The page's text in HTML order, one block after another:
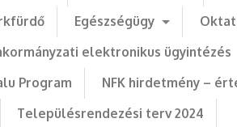
Egészségügy
elektronikus ügyintézés
Program NFK hirdetmény –
Településrendezési terv 2024